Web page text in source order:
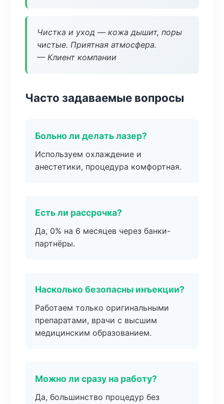
Чистка и уход — кожа дышит, поры
чистые. Приятная атмосфера.
— Клиент компании
Часто задаваемые вопросы
Больно ли делать лазер?
Используем охлаждение и
анестетики, процедура комфортная.
Есть ли рассрочка?
Да, 0% на 6 месяцев через банки-
партнёры.
Насколько безопасны инъекции?
Работаем только оригинальными
препаратами, врачи с высшим
медицинским образованием.
Можно ли сразу на работу?
Да, большинство процедур без